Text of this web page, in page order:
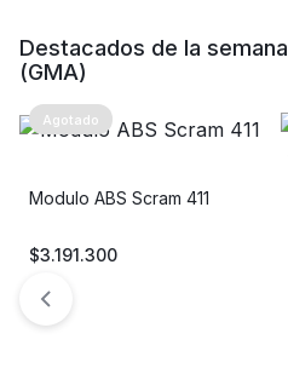
Destacados de la semana
(GMA)
Agotado
Modulo ABS Scram 411
$3.191.300